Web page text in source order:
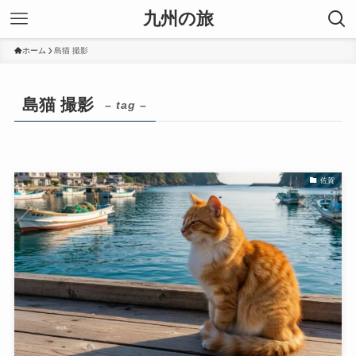
九州の旅
ホーム 島猫 撮影
島猫 撮影 – tag –
佐賀